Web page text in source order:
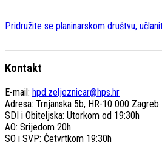
Pridružite se planinarskom društvu,
Kontakt
E-mail: hpd.zeljeznicar@hps.hr
Adresa: Trnjanska 5b, HR-10 000 Zagreb
SDI i Obiteljska: Utorkom od 19:30h
AO: Srijedom 20h
SO i SVP: Četvrtkom 19:30h